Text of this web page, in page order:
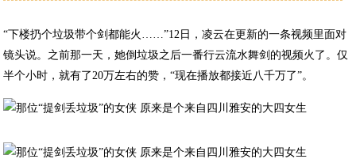
“下楼扔个垃圾带个剑都能火……”12日，凌云在更新的一条视频里面对
镜头说。之前那一天，她倒垃圾之后一番行云流水舞剑的视频火了。仅
半个小时，就有了20万左右的赞，“现在播放都接近八千万了”。